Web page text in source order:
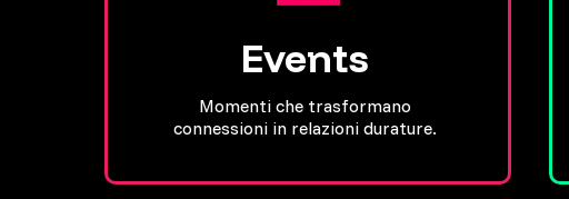
Events
Momenti che trasformano
connessioni in relazioni durature.